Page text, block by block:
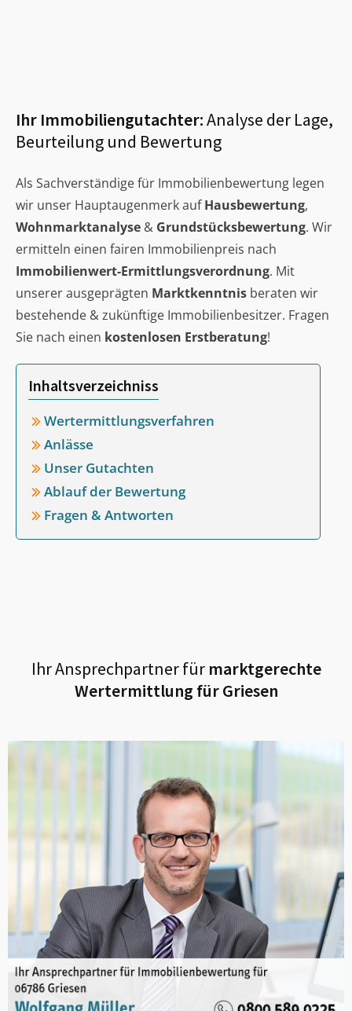
Ihr Immobiliengutachter:Analyse der Lage,
Beurteilung und Bewertung
Als Sachverständige für Immobilienbewertung legen
wir unser Hauptaugenmerk aufHausbewertung,
Wohnmarktanalyse & Grundstücksbewertung. Wir
ermitteln einen fairen Immobilienpreis nach
Immobilienwert-Ermittlungsverordnung. Mit
unserer ausgeprägten Marktkenntnis beraten wir
bestehende & zukünftige Immobilienbesitzer. Fragen
Sie nach einen kostenlosen Erstberatung!
Inhaltsverzeichniss
Wertermittlungsverfahren
Anlässe
Unser Gutachten
Ablauf der Bewertung
Fragen & Antworten
Ihr Ansprechpartner fürmarktgerechte
Wertermittlung fürGriesen